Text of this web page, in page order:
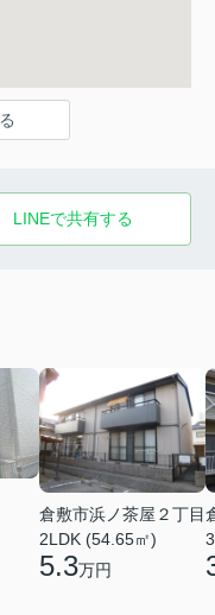
LINEで共有する
倉敷市浜ノ茶屋２丁目
2LDK (54.65㎡)
5.3万円